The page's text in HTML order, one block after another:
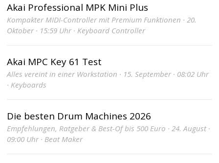
Akai Professional MPK Mini Plus
Kompakter MIDI-Controller mit Premium Funktionen · 20.
Oktober · 15:59 Uhr · Keyboard Controller
Akai MPC Key 61 Test
Alles vereint in einer Workstation · 15. September · 08:02 Uhr
· Keyboards
Die besten Drum Machines 2026
Empfehlungen, Ratgeber & Best-Of bis 500 Euro · 24. August ·
09:00 Uhr · Beat Maker